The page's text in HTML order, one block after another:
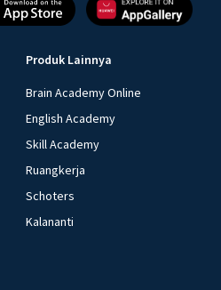
Produk Lainnya
Brain Academy Online
English Academy
Skill Academy
Ruangkerja
Schoters
Kalananti